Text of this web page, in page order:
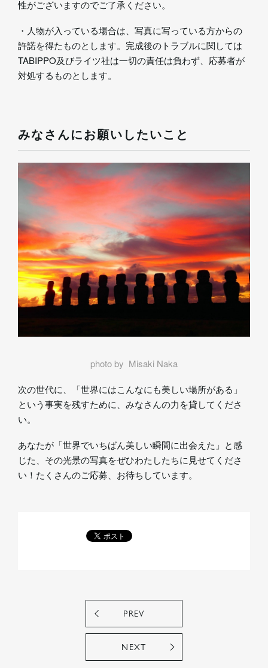
性がございますのでご了承ください。
・人物が入っている場合は、写真に写っている方からの
許諾を得たものとします。完成後のトラブルに関しては
TABIPPO及びライツ社は一切の責任は負わず、応募者が
対処するものとします。
みなさんにお願いしたいこと
photo by Misaki Naka
次の世代に、「世界にはこんなにも美しい場所がある」
という事実を残すために、みなさんの力を貸してくださ
い。
あなたが「世界でいちばん美しい瞬間に出会えた」と感
じた、その光景の写真をぜひわたしたちに見せてくださ
い！たくさんのご応募、お待ちしています。
PREV
NEXT